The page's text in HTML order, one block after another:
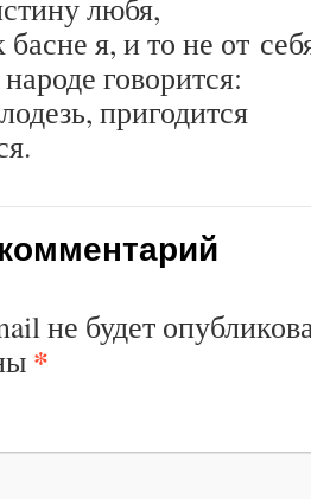
любя,
я, и то не от
говорится:
пригодится
не будет
*